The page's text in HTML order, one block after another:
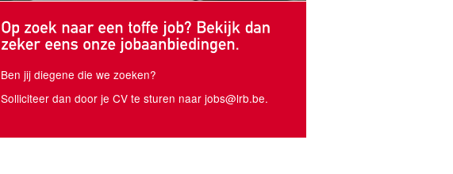
Ben jij diegene die we zoeken?
Solliciteer dan door je CV te sturen naar jobs@lrb.be.